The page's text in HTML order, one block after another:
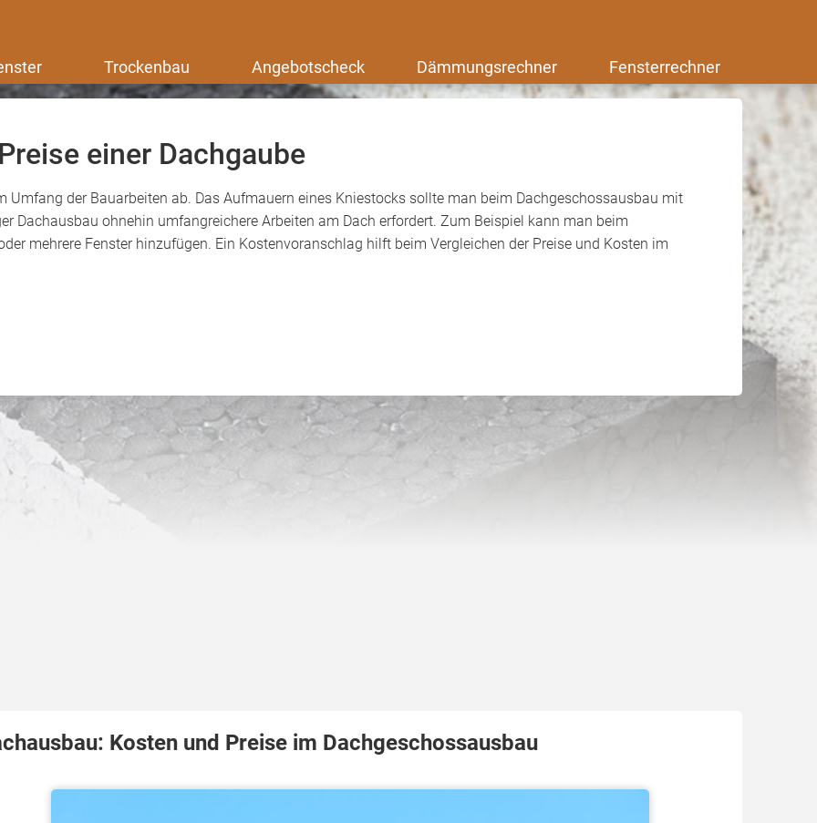
Trockenbau Angebotscheck Dämmungsrechner Fensterrechner
einer Dachgaube
Umfang der Bauarbeiten ab. Das Aufmauern eines Kniestocks sollte man beim Dachgeschossausbau mit
Dachausbau ohnehin umfangreichere Arbeiten am Dach erfordert. Zum Beispiel kann man beim
mehrere Fenster hinzufügen. Ein Kostenvoranschlag hilft beim Vergleichen der Preise und Kosten im
Kosten und Preise im Dachgeschossausbau